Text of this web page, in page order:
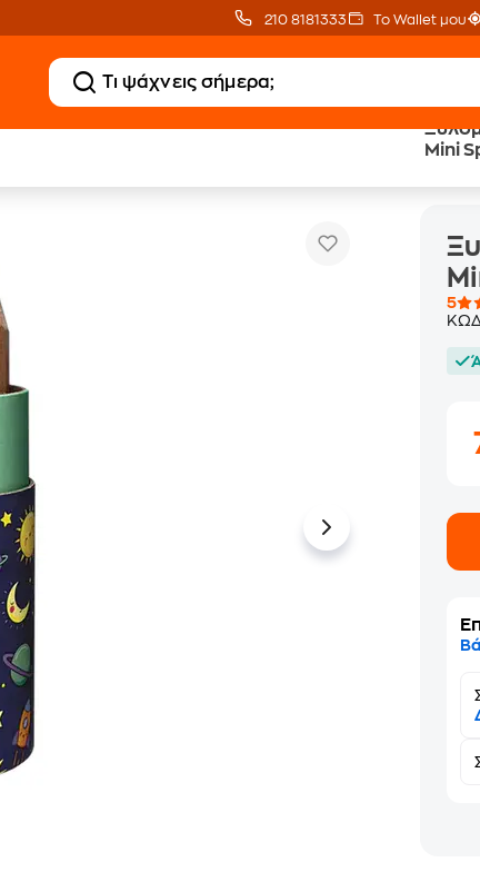
210 8181333 Το Wallet μου
Mini
Ξυλομπογιές Ooly Draw & Doodle Mini Space + Ξύστρα 12 Τεμάχια
5